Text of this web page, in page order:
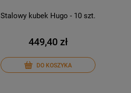
Stalowy kubek Hugo - 10 szt.
449,40 zł
DO KOSZYKA